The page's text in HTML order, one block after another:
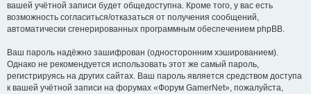
вашей учётной записи будет общедоступна. Кроме того, у вас есть
возможность согласиться/отказаться от получения сообщений,
автоматически сгенерированных программным обеспечением phpBB.
Ваш пароль надёжно зашифрован (односторонним хэшированием).
Однако не рекомендуется использовать этот же самый пароль,
регистрируясь на других сайтах. Ваш пароль является средством доступа
к вашей учётной записи на форумах «Форум GamerNet», пожалуйста,